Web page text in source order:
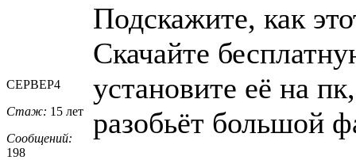
CEPBEP4
Стаж: 15 лет
Сообщений:
198
Подскажите, как
Скачайте
установите её на
разобьёт большой